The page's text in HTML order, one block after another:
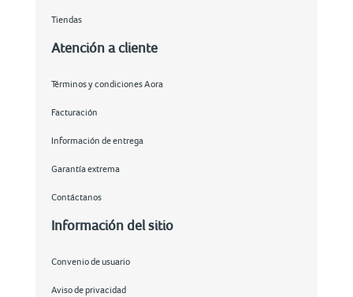
Tiendas
Atención a cliente
Términos y condiciones Aora
Facturación
Información de entrega
Garantía extrema
Contáctanos
Información del sitio
Convenio de usuario
Aviso de privacidad